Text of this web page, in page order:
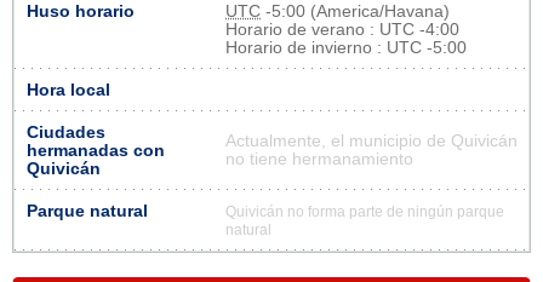
Huso horario UTC -5:00 (America/Havana)
Horario de verano : UTC -4:00
Horario de invierno : UTC -5:00
Hora local
Ciudades
hermanadas con
Quivicán
Actualmente, el municipio de Quivicán
no tiene hermanamiento
Parque natural
Quivicán no forma parte de ningún parque
natural